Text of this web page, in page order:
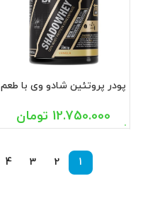
پودر پروتئین شادو وی با طعم
12.750.000 تومان
1
2
3
4